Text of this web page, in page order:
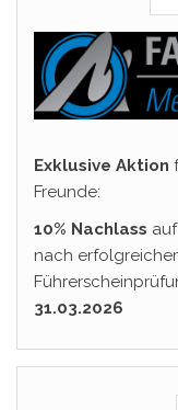
Exklusive Aktion
Freunde:
10% Nachlass
nach
31.03.2026